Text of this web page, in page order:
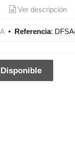
Ver descripción
• Referencia: